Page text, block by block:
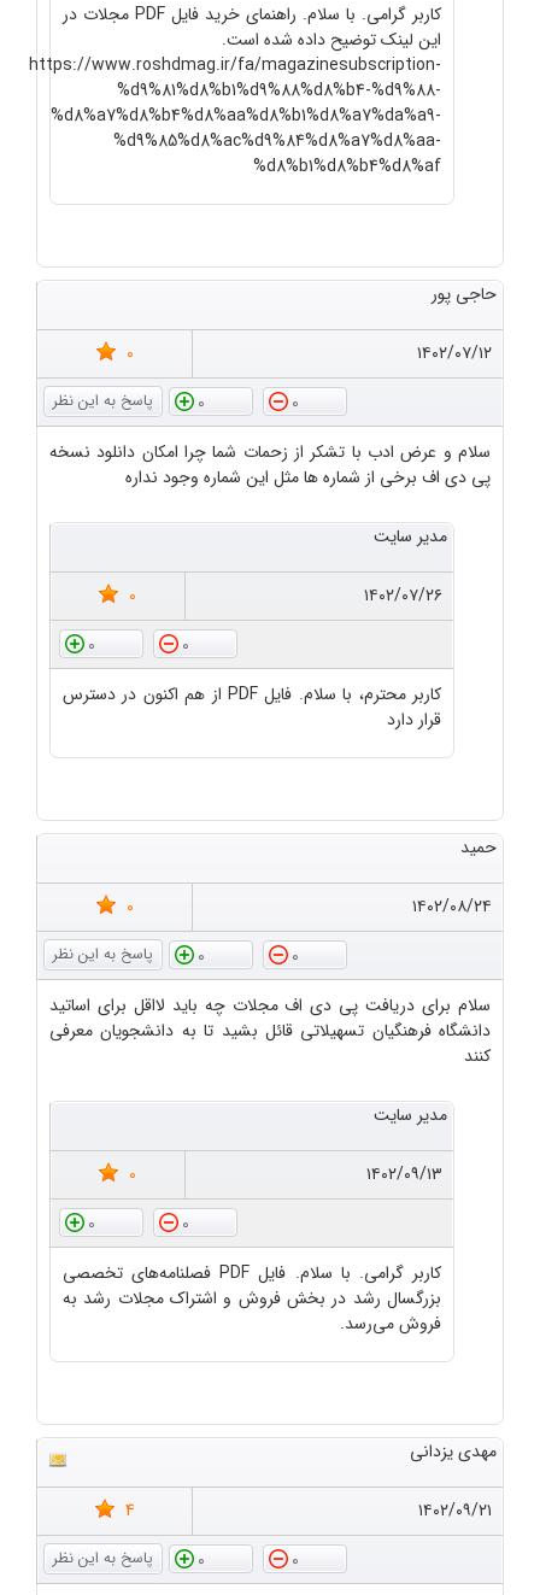
کاربر گرامی. با سلام. راهنمای خرید فایل PDF مجلات در
این لینک توضیح داده شده است.
https://www.roshdmag.ir/fa/magazinesubscription-
%d9%81%d8%b1%d9%88%d8%b4-%d9%88-
%d8%a7%d8%b4%d8%aa%d8%b1%d8%a7%da%a9-
%d9%85%d8%ac%d9%84%d8%a7%d8%aa-
%d8%b1%d8%b4%d8%af
حاجی پور
۱۴۰۲/۰۷/۱۲
0
0
0
سلام و عرض ادب با تشکر از زحمات شما چرا امکان دانلود نسخه
پی دی اف برخی از شماره ها مثل این شماره وجود نداره
مدیر سایت
۱۴۰۲/۰۷/۲۶
0
0
0
کاربر محترم، با سلام. فایل PDF از هم اکنون در دسترس
قرار دارد
حمید
۱۴۰۲/۰۸/۲۴
0
0
0
سلام برای دریافت پی دی اف مجلات چه باید لااقل برای اساتید
دانشگاه فرهنگیان تسهیلاتی قائل بشید تا به دانشجویان معرفی
کنند
مدیر سایت
۱۴۰۲/۰۹/۱۳
0
0
0
کاربر گرامی. با سلام. فایل PDF فصلنامه‌های تخصصی
بزرگسال رشد در بخش فروش و اشتراک مجلات رشد به
فروش می‌رسد.
مهدی یزدانی
۱۴۰۲/۰۹/۲۱
4
0
0